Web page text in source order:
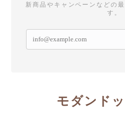
新商品やキャンペーンなどの
す。
モダンド